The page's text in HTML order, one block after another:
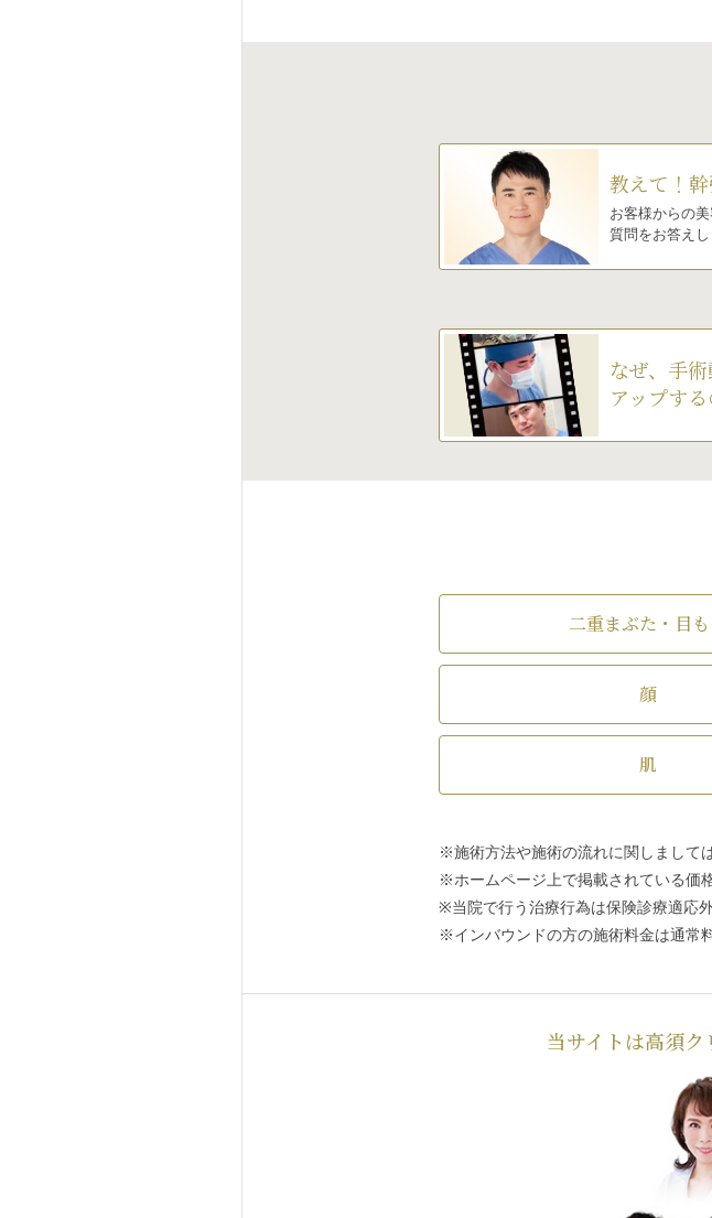
教えて！
お客様からの
質問をお答えし
なぜ、手
アップする
二重まぶた・目も
顔
肌
※施術方法や施術の流れに関しまして
※ホームページ上で掲載されている価
※当院で行う治療行為は保険診療適応
※インバウンドの方の施術料金は通常
当サイトは高須ク